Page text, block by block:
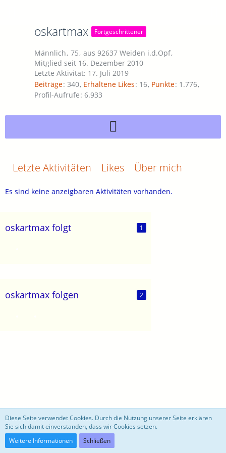
oskartmax Fortgeschrittener
Männlich 75 aus 92637 Weiden i.d.Opf
Mitglied seit 16. Dezember 2010
Letzte Aktivität: 17. Juli 2019
Beiträge 340 Erhaltene Likes 16 Punkte 1.776
Profil-Aufrufe 6.933
Letzte Aktivitäten Likes Über mich
Es sind keine anzeigbaren Aktivitäten vorhanden.
oskartmax folgt 1
oskartmax folgen 2
motoblog
Community-Software:
Diese Seite verwendet Cookies. Durch die Nutzung unserer Seite erklären
Sie sich damit einverstanden, dass wir Cookies setzen.
Weitere Informationen
Schließen